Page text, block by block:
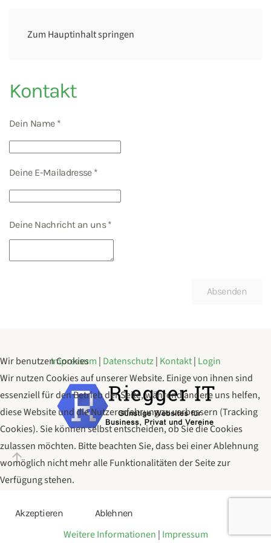
Zum Hauptinhalt springen
Kontakt
Dein Name *
Deine E-Mailadresse *
Deine Nachricht an uns*
Absenden
Impressum | Datenschutz| Kontakt| Login
Wir benutzen Cookies
Wir nutzen Cookies auf unserer Website. Einige von ihnen sind
essenziell für den Betrieb der Seite, während andere uns helfen,
diese Website und die Nutzererfahrung zu verbessern (Tracking
Cookies). Sie können selbst entscheiden, ob Sie die Cookies
zulassen möchten. Bitte beachten Sie, dass bei einer Ablehnung
womöglich nicht mehr alle Funktionalitäten der Seite zur
Verfügung stehen.
Akzeptieren Ablehnen
Weitere Informationen | Impressum